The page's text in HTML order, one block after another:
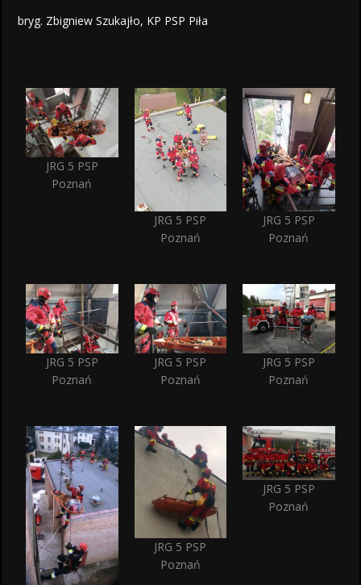
bryg. Zbigniew Szukajło, KP PSP Piła
JRG 5 PSP
Poznań
JRG 5 PSP
Poznań
JRG 5 PSP
Poznań
JRG 5 PSP
Poznań
JRG 5 PSP
Poznań
JRG 5 PSP
Poznań
JRG 5 PSP
Poznań
JRG 5 PSP
Poznań